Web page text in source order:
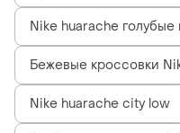
Nike huarache голубые
Бежевые кроссовки
Nike huarache city low